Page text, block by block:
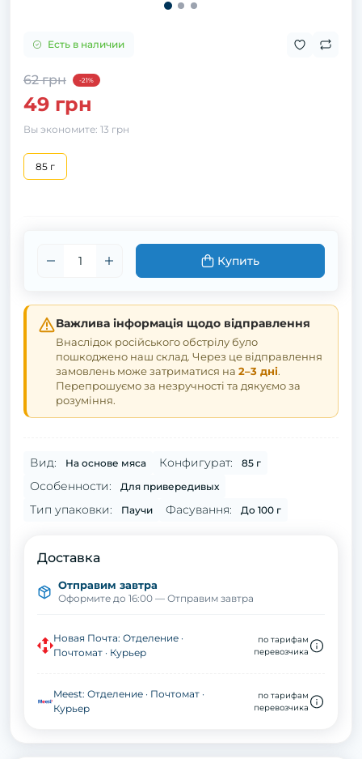
Есть в наличии
62 грн -21%
49 грн
Вы экономите: 13 грн
85 г
Купить
Важлива інформація щодо відправлення
Внаслідок російського обстрілу було
пошкоджено наш склад. Через це відправлення
замовлень може затриматися на 2–3 дні.
Перепрошуємо за незручності та дякуємо за
розуміння.
Вид: На основе мяса Конфигурат: 85 г
Особенности: Для привередивых
Тип упаковки: Паучи Фасування: До 100 г
Доставка
Отправим завтра
Оформите до 16:00 — Отправим завтра
Новая Почта: Отделение ·
Почтомат · Курьер
по тарифам
перевозчика
Meest: Отделение · Почтомат ·
Курьер
по тарифам
перевозчика